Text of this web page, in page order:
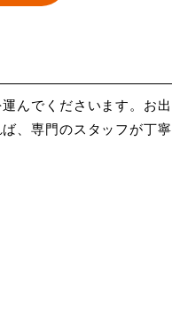
んでくださいます。お出
、専門のスタッフが丁寧